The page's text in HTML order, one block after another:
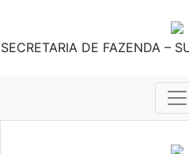
SECRETARIA DE FAZENDA –